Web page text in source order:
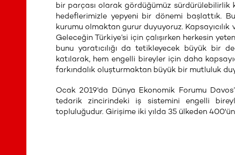
bir parçası olarak gördüğümüz sürdürülebilirlik
hedeflerimizle yepyeni bir dönemi başlattık.
kurumu olmaktan gurur duyuyoruz.
Geleceğin Türkiye’si için çalışırken herkesin
bunu yaratıcılığı da tetikleyecek büyük bir
katılarak, hem engelli bireyler için daha
farkındalık oluşturmaktan büyük bir mutluluk
Ocak 2019'da Dünya Ekonomik Forumu
tedarik zincirindeki iş sistemini engelli
topluluğudur. Girişime iki yılda 35 ülkeden 400'ün